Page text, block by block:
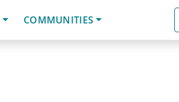
COMMUNITIES